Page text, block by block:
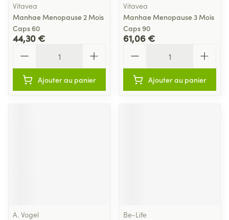
Vitavea
Manhae Menopause 2 Mois
Caps 60
44,30 €
Ajouter au panier
Vitavea
Manhae Menopause 3 Mois
Caps 90
61,06 €
Ajouter au panier
A. Vogel
Be-Life